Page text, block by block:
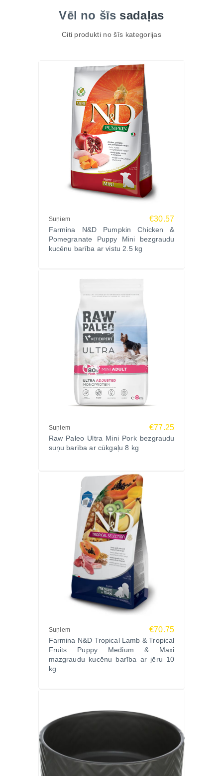
Vēl no šīs sadaļas
Citi produkti no šīs kategorijas
Suņiem €30.57
Farmina N&D Pumpkin Chicken &
Pomegranate Puppy Mini bezgraudu
kucēnu barība ar vistu 2.5 kg
Suņiem €77.25
Raw Paleo Ultra Mini Pork bezgraudu
suņu barība ar cūkgaļu 8 kg
Suņiem €70.75
Farmina N&D Tropical Lamb & Tropical
Fruits Puppy Medium & Maxi
mazgraudu kucēnu barība ar jēru 10
kg